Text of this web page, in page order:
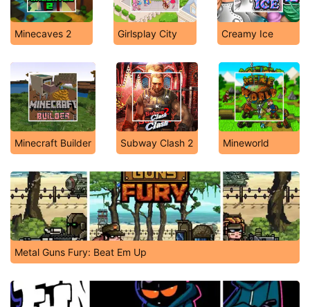
Minecaves 2 Girlsplay City Creamy Ice
Minecraft Builder Subway Clash 2 Mineworld
Metal Guns Fury: Beat Em Up